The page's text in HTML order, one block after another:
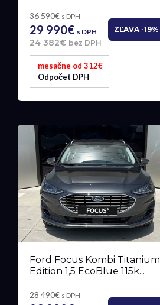
36 590€s DPH
29 990€ s DPH
24 382€ bez DPH
ZĽAVA -19%
mesačne od 312€
Odpočet DPH
Ford Focus Kombi Titanium
Edition 1,5 EcoBlue 115k...
28 490€s DPH